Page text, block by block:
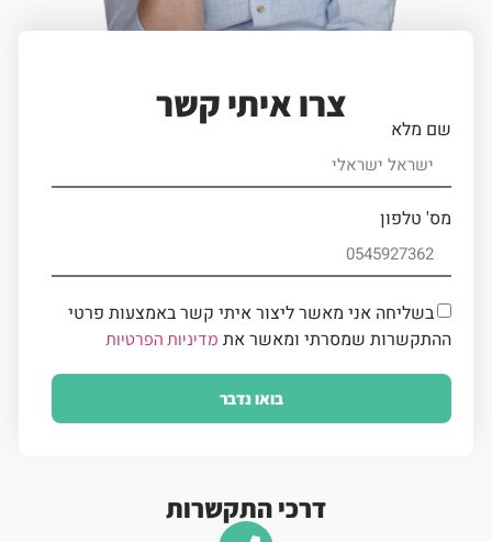
צרו איתי קשר
שם מלא
מס' טלפון
בשליחה אני מאשר ליצור איתי קשר באמצעות פרטי
ההתקשרות שמסרתי ומאשר את מדיניות הפרטיות
בואו נדבר
דרכי התקשרות